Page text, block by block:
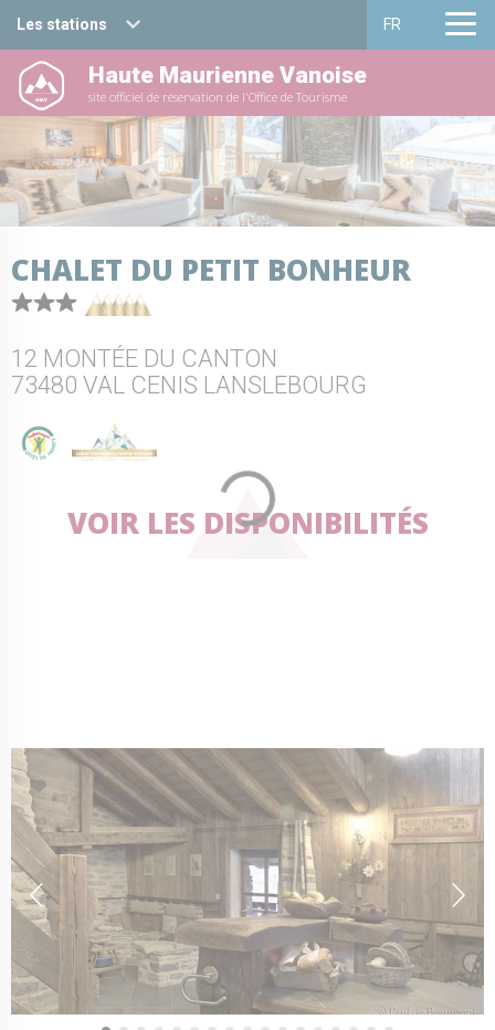
Les stations
Haute Maurienne Vanoise
Valfréjus
La Norma
Aussois
Val Cenis
Bonneval sur arc
FR
Français
English
Haute Maurienne Vanoise
site officiel de réservation de l'Office de Tourisme
CHALET DU PETIT BONHEUR
12 MONTÉE DU CANTON
73480 VAL CENIS LANSLEBOURG
VOIR LES DISPONIBILITÉS